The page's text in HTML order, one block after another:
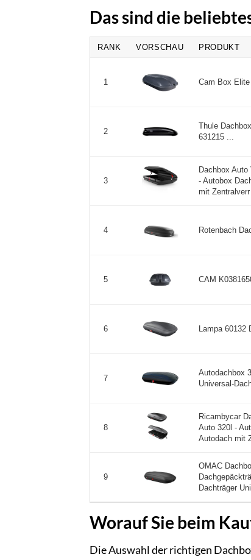
Das sind die
RANK VORSCHAU PRODUKT
1 Cam Box
2
Thule
631215 ...
3
Dachbox
- Autobox
mit
4 Rotenbach
5 CAM
6 Lampa 60132
7
Autodachbox
Universal-
8
Ricambycar
Auto 320l -
Autodach mit
9
OMAC
Dachträger
Worauf Sie beim
Die Auswahl der richtigen